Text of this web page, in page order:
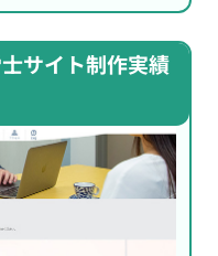
サイト制作実績